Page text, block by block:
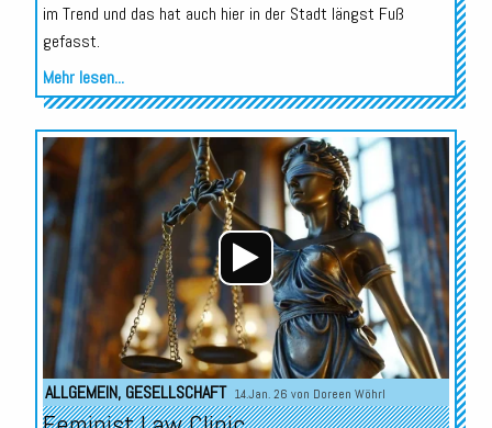
im Trend und das hat auch hier in der Stadt längst Fuß
gefasst.
Mehr lesen...
Audio-
Player
ALLGEMEIN, GESELLSCHAFT 14.Jan. 26 von Doreen Wöhrl